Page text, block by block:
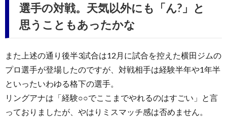
選手の対戦。天気以外にも「ん?」と
思うこともあったかな
また上述の通り後半3試合は12月に試合を控えた横田ジムの
プロ選手が登場したのですが、対戦相手は経験半年や1年半
といったいわゆる格下の選手。
リングアナは「経験○○でここまでやれるのはすごい」と言
っておりましたが、やはりミスマッチ感は否めません。